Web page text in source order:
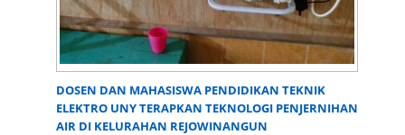
DOSEN DAN MAHASISWA PENDIDIKAN TEKNIK
ELEKTRO UNY TERAPKAN TEKNOLOGI PENJERNIHAN
AIR DI KELURAHAN REJOWINANGUN